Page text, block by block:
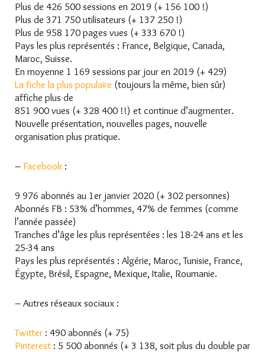
Plus de 426 500 sessions en 2019 (+ 156 100 !)
Plus de 371 750 utilisateurs (+ 137 250 !)
Plus de 958 170 pages vues (+ 333 670 !)
Pays les plus représentés : France, Belgique, Canada,
Maroc, Suisse.
En moyenne 1 169 sessions par jour en 2019 (+ 429)
La fiche la plus populaire (toujours la même, bien sûr)
affiche plus de
851 900 vues (+ 328 400 !!) et continue d’augmenter.
Nouvelle présentation, nouvelles pages, nouvelle
organisation plus pratique.
– Facebook :
9 976 abonnés au 1er janvier 2020 (+ 302 personnes)
Abonnés FB : 53% d’hommes, 47% de femmes (comme
l’année passée)
Tranches d’âge les plus représentées : les 18-24 ans et les
25-34 ans
Pays les plus représentés : Algérie, Maroc, Tunisie, France,
Égypte, Brésil, Espagne, Mexique, Italie, Roumanie.
– Autres réseaux sociaux :
Twitter : 490 abonnés (+ 75)
Pinterest : 5 500 abonnés (+ 3 138, soit plus du double par